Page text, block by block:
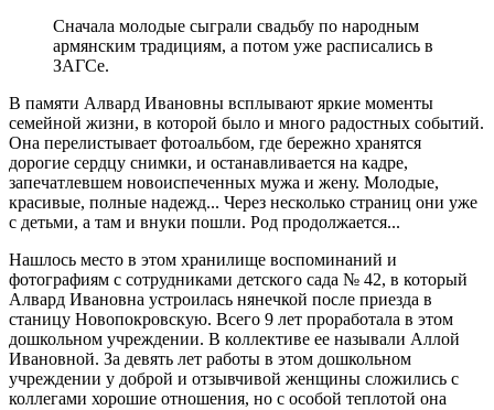
Сначала молодые сыграли свадьбу по народным
армянским традициям, а потом уже расписались в
ЗАГСе.
В памяти Алвард Ивановны всплывают яркие моменты
семейной жизни, в которой было и много радостных событий.
Она перелистывает фотоальбом, где бережно хранятся
дорогие сердцу снимки, и останавливается на кадре,
запечатлевшем новоиспеченных мужа и жену. Молодые,
красивые, полные надежд... Через несколько страниц они уже
с детьми, а там и внуки пошли. Род продолжается...
Нашлось место в этом хранилище воспоминаний и
фотографиям с сотрудниками детского сада № 42, в который
Алвард Ивановна устроилась нянечкой после приезда в
станицу Новопокровскую. Всего 9 лет проработала в этом
дошкольном учреждении. В коллективе ее называли Аллой
Ивановной. За девять лет работы в этом дошкольном
учреждении у доброй и отзывчивой женщины сложились с
коллегами хорошие отношения, но с особой теплотой она